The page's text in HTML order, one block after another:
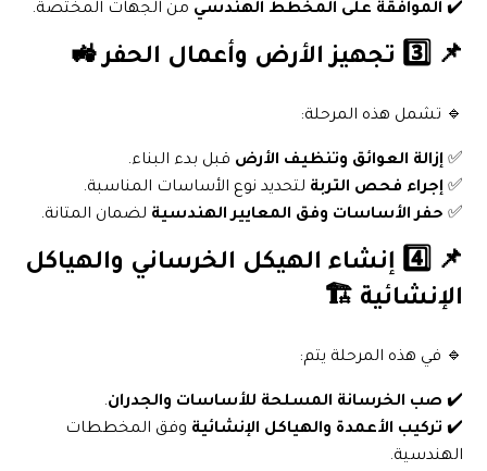
✔️ الموافقة على المخطط الهندسي من الجهات المختصة.
📌 3️⃣ تجهيز الأرض وأعمال الحفر 🚜
🔹 تشمل هذه المرحلة:
✅إزالة العوائق وتنظيف الأرض قبل بدء البناء.
✅إجراء فحص التربة لتحديد نوع الأساسات المناسبة.
✅ حفر الأساسات وفق المعايير الهندسية لضمان المتانة.
📌 4️⃣ إنشاء الهيكل الخرساني والهياكل
الإنشائية 🏗️
🔹 في هذه المرحلة يتم:
✔️ صب الخرسانة المسلحة للأساسات والجدران.
✔️ تركيب الأعمدة والهياكل الإنشائية وفق المخططات
الهندسية.